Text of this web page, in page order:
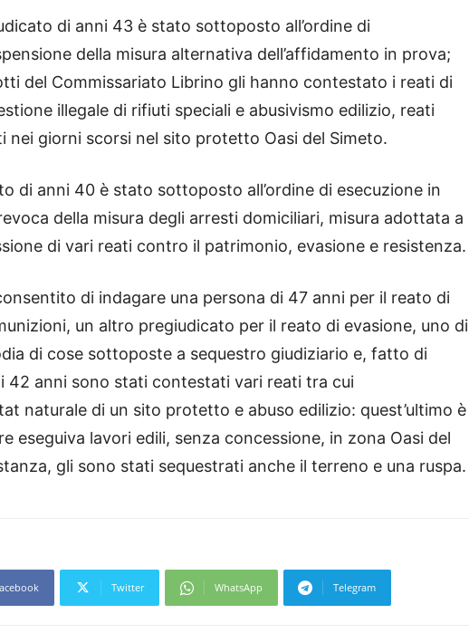
di anni 43 è stato sottoposto all’ordine di
della misura alternativa dell’affidamento in prova;
del Commissariato Librino gli hanno contestato i reati di
illegale di rifiuti speciali e abusivismo edilizio, reati
nei giorni scorsi nel sito protetto Oasi del Simeto.
di anni 40 è stato sottoposto all’ordine di esecuzione in
della misura degli arresti domiciliari, misura adottata a
di vari reati contro il patrimonio, evasione e resistenza.
di indagare una persona di 47 anni per il reato di
un altro pregiudicato per il reato di evasione, uno di
di cose sottoposte a sequestro giudiziario e, fatto di
42 anni sono stati contestati vari reati tra cui
naturale di un sito protetto e abuso edilizio: quest’ultimo è
eseguiva lavori edili, senza concessione, in zona Oasi del
gli sono stati sequestrati anche il terreno e una ruspa.
Twitter WhatsApp Telegram